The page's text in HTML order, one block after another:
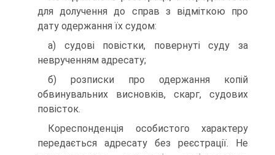
для долучення до справ з відміткою про
дату одержання їх судом:
а) судові повістки, повернуті суду за
неврученням адресату;
б) розписки про одержання копій
обвинувальних висновків, скарг, судових
повісток.
Кореспонденція особистого характеру
передається адресату без реєстрації. Не